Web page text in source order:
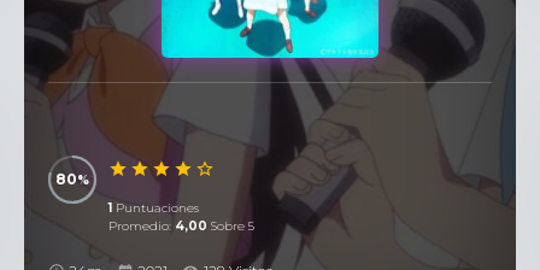
80
1 Puntuaciones
Promedio: 4,00 Sobre 5